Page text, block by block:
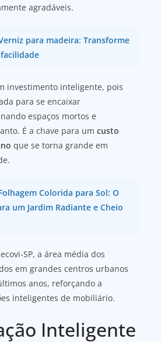
agradáveis.
para madeira: Transforme
investimento inteligente, pois
para se encaixar
espaços mortos e
É a chave para um custo
que se torna grande em
Colorida para Sol: O
um Jardim Radiante e Cheio
SP, a área média dos
em grandes centros urbanos
anos, reforçando a
inteligentes de mobiliário.
Inteligente